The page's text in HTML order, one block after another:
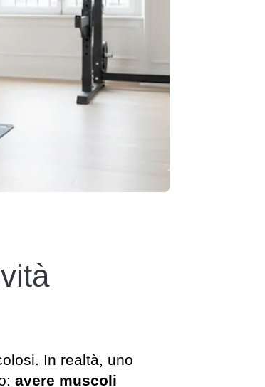
In realtà, uno
avere muscoli